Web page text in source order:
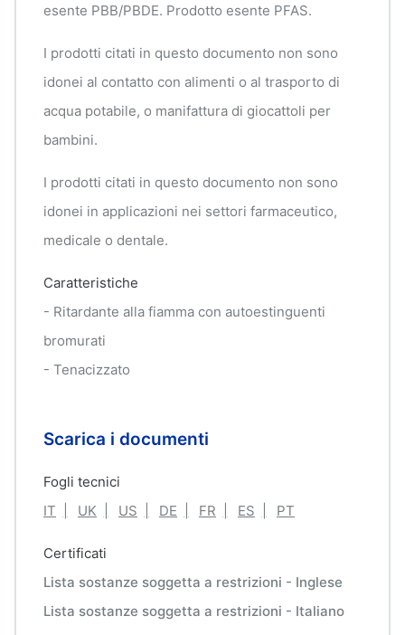
esente PBB/PBDE. Prodotto esente PFAS.
I prodotti citati in questo documento non sono
idonei al contatto con alimenti o al trasporto di
acqua potabile, o manifattura di giocattoli per
bambini.
I prodotti citati in questo documento non sono
idonei in applicazioni nei settori farmaceutico,
medicale o dentale.
Caratteristiche
- Ritardante alla fiamma con autoestinguenti
bromurati
- Tenacizzato
Scarica i documenti
Fogli tecnici
IT
UK US DE FR ES PT
Certificati
Lista sostanze soggetta a restrizioni - Inglese
Lista sostanze soggetta a restrizioni - Italiano